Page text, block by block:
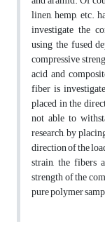
linen, hemp, etc.
investigate the
using the fused
compressive
acid and
fiber is
placed in the
not able to
research, by
direction of the
strain, the fibers
strength of the
pure polymer